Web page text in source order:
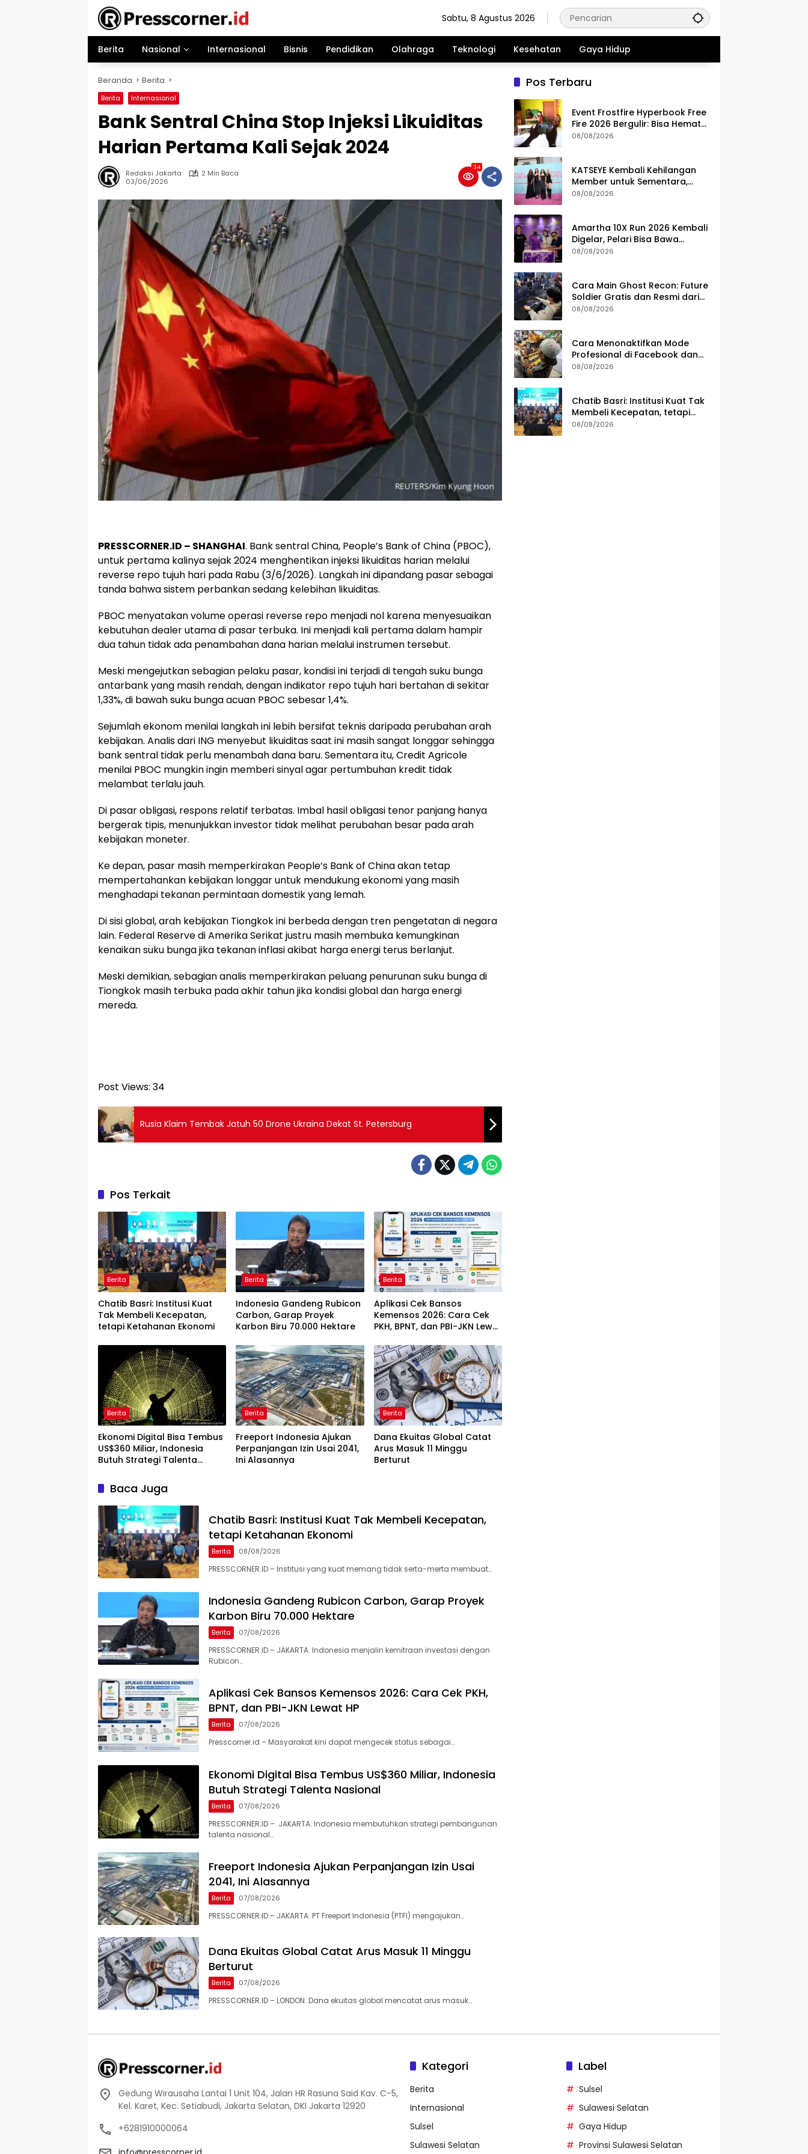
Sabtu, 8 Agustus 2026
Berita Nasional Internasional Bisnis Pendidikan Olahraga Teknologi Kesehatan Gaya Hidup
Beranda Berita
Berita Internasional
Bank Sentral China Stop Injeksi Likuiditas
Harian Pertama Kali Sejak 2024
Redaksi Jakarta
2 Min Baca
03/06/2026
34
PRESSCORNER.ID – SHANGHAI. Bank sentral China, People’s Bank of China (PBOC),
untuk pertama kalinya sejak 2024 menghentikan injeksi likuiditas harian melalui
reverse repo tujuh hari pada Rabu (3/6/2026). Langkah ini dipandang pasar sebagai
tanda bahwa sistem perbankan sedang kelebihan likuiditas.
PBOC menyatakan volume operasi reverse repo menjadi nol karena menyesuaikan
kebutuhan dealer utama di pasar terbuka. Ini menjadi kali pertama dalam hampir
dua tahun tidak ada penambahan dana harian melalui instrumen tersebut.
Meski mengejutkan sebagian pelaku pasar, kondisi ini terjadi di tengah suku bunga
antarbank yang masih rendah, dengan indikator repo tujuh hari bertahan di sekitar
1,33%, di bawah suku bunga acuan PBOC sebesar 1,4%.
Sejumlah ekonom menilai langkah ini lebih bersifat teknis daripada perubahan arah
kebijakan. Analis dari ING menyebut likuiditas saat ini masih sangat longgar sehingga
bank sentral tidak perlu menambah dana baru. Sementara itu, Credit Agricole
menilai PBOC mungkin ingin memberi sinyal agar pertumbuhan kredit tidak
melambat terlalu jauh.
Di pasar obligasi, respons relatif terbatas. Imbal hasil obligasi tenor panjang hanya
bergerak tipis, menunjukkan investor tidak melihat perubahan besar pada arah
kebijakan moneter.
Ke depan, pasar masih memperkirakan People’s Bank of China akan tetap
mempertahankan kebijakan longgar untuk mendukung ekonomi yang masih
menghadapi tekanan permintaan domestik yang lemah.
Di sisi global, arah kebijakan Tiongkok ini berbeda dengan tren pengetatan di negara
lain. Federal Reserve di Amerika Serikat justru masih membuka kemungkinan
kenaikan suku bunga jika tekanan inflasi akibat harga energi terus berlanjut.
Meski demikian, sebagian analis memperkirakan peluang penurunan suku bunga di
Tiongkok masih terbuka pada akhir tahun jika kondisi global dan harga energi
mereda.
Post Views: 34
Rusia Klaim Tembak Jatuh 50 Drone Ukraina Dekat St. Petersburg
Pos Terkait
Berita
Chatib Basri: Institusi Kuat
Tak Membeli Kecepatan,
tetapi Ketahanan Ekonomi
Berita
Indonesia Gandeng Rubicon
Carbon, Garap Proyek
Karbon Biru 70.000 Hektare
Berita
Aplikasi Cek Bansos
Kemensos 2026: Cara Cek
PKH, BPNT, dan PBI-JKN Lewat
Berita
Ekonomi Digital Bisa Tembus
US$360 Miliar, Indonesia
Butuh Strategi Talenta
Berita
Freeport Indonesia Ajukan
Perpanjangan Izin Usai 2041,
Ini Alasannya
Berita
Dana Ekuitas Global Catat
Arus Masuk 11 Minggu
Berturut
Baca Juga
Chatib Basri: Institusi Kuat Tak Membeli Kecepatan,
tetapi Ketahanan Ekonomi
Berita 08/08/2026
PRESSCORNER.ID – Institusi yang kuat memang tidak serta-merta membuat…
Indonesia Gandeng Rubicon Carbon, Garap Proyek
Karbon Biru 70.000 Hektare
Berita 07/08/2026
PRESSCORNER.ID – JAKARTA. Indonesia menjalin kemitraan investasi dengan
Rubicon…
Aplikasi Cek Bansos Kemensos 2026: Cara Cek PKH,
BPNT, dan PBI-JKN Lewat HP
Berita 07/08/2026
Presscorner.id – Masyarakat kini dapat mengecek status sebagai…
Ekonomi Digital Bisa Tembus US$360 Miliar, Indonesia
Butuh Strategi Talenta Nasional
Berita 07/08/2026
PRESSCORNER.ID – JAKARTA. Indonesia membutuhkan strategi pembangunan
talenta nasional…
Freeport Indonesia Ajukan Perpanjangan Izin Usai
2041, Ini Alasannya
Berita 07/08/2026
PRESSCORNER.ID – JAKARTA. PT Freeport Indonesia (PTFI) mengajukan…
Dana Ekuitas Global Catat Arus Masuk 11 Minggu
Berturut
Berita 07/08/2026
PRESSCORNER.ID – LONDON. Dana ekuitas global mencatat arus masuk…
Pos Terbaru
Event Frostfire Hyperbook Free
Fire 2026 Bergulir: Bisa Hemat
Diamond Survivors
08/08/2026
KATSEYE Kembali Kehilangan
Member untuk Sementara,
Sophia Laforteza Hiatus
08/08/2026
Amartha 10X Run 2026 Kembali
Digelar, Pelari Bisa Bawa
Pulang Ini Setelah Race
08/08/2026
Cara Main Ghost Recon: Future
Soldier Gratis dan Resmi dari
Ubisoft
08/08/2026
Cara Menonaktifkan Mode
Profesional di Facebook dan
Risikonya
08/08/2026
Chatib Basri: Institusi Kuat Tak
Membeli Kecepatan, tetapi
Ketahanan Ekonomi
08/08/2026
Gedung Wirausaha Lantai 1 Unit 104, Jalan HR Rasuna Said Kav. C-5,
Kel. Karet, Kec. Setiabudi, Jakarta Selatan, DKI Jakarta 12920
+6281910000064
Kategori
Berita
Internasional
Sulsel
Sulawesi Selatan
Label
Sulsel
Sulawesi Selatan
Gaya Hidup
Provinsi Sulawesi Selatan